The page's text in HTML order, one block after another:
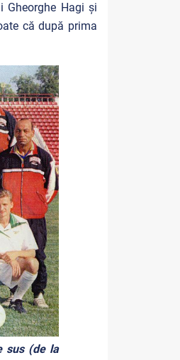
Gheorghe Hagi și
că după prima
sus (de la